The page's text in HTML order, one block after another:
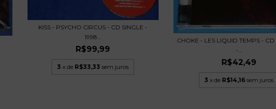
KISS - PSYCHO CIRCUS - CD SINGLE -
1998...
R$99,99
3 x de R$33,33 sem juros
CHOKE - LES LIQUID TEMPS -
-...
R$42,49
3 x de R$14,16 sem juros